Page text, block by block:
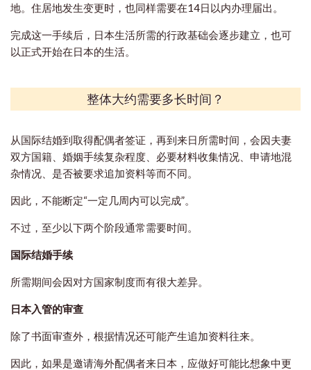
地。住居地发生变更时，也同样需要在14日以内办理届出。
完成这一手续后，日本生活所需的行政基础会逐步建立，也可
以正式开始在日本的生活。
整体大约需要多长时间？
从国际结婚到取得配偶者签证，再到来日所需时间，会因夫妻
双方国籍、婚姻手续复杂程度、必要材料收集情况、申请地混
杂情况、是否被要求追加资料等而不同。
因此，不能断定“一定几周内可以完成”。
不过，至少以下两个阶段通常需要时间。
国际结婚手续
所需期间会因对方国家制度而有很大差异。
日本入管的审查
除了书面审查外，根据情况还可能产生追加资料往来。
因此，如果是邀请海外配偶者来日本，应做好可能比想象中更